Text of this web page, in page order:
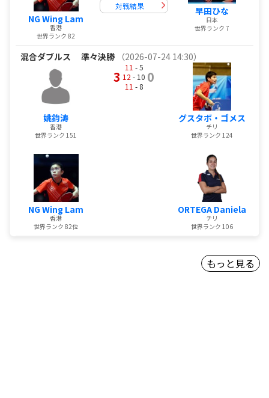
NG Wing Lam
香港
世界ランク 82
対戦結果 早田ひな
日本
世界ランク 7
混合ダブルス 準々決勝 （2026-07-24 14:30）
姚鈞涛
香港
世界ランク 151
NG Wing Lam
香港
世界ランク 82位
3
11 - 5
12 - 10
11 - 8
0
グスタボ・ゴメス
チリ
世界ランク 124
ORTEGA Daniela
チリ
世界ランク 106
もっと見る